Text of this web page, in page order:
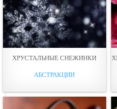
ХРУСТАЛЬНЫЕ СНЕЖИНКИ
АБСТРАКЦИИ